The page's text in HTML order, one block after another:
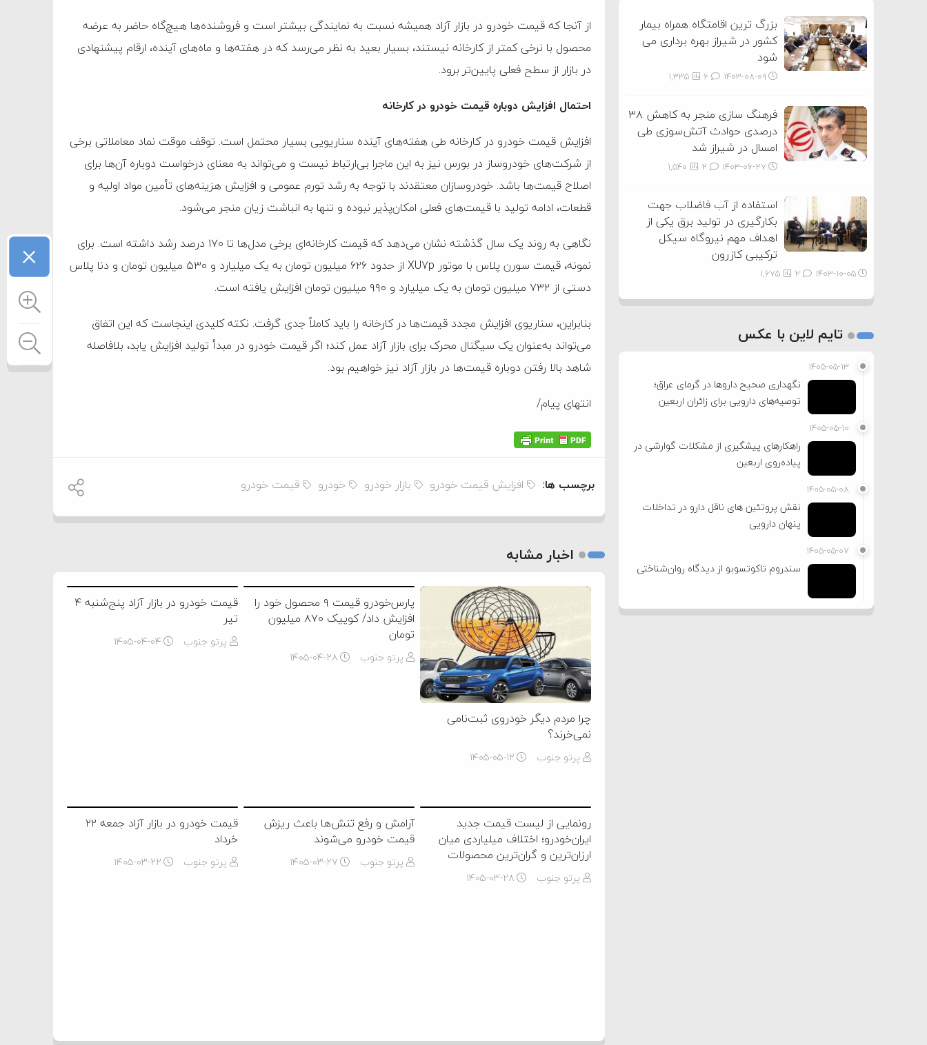
از آنجا که قیمت خودرو در بازار آزاد همیشه نسبت به نمایندگی بیشتر است و فروشنده‌ها هیچ‌گاه حاضر به عرضه
محصول با نرخی کمتر از کارخانه نیستند، بسیار بعید به نظر می‌رسد که در هفته‌ها و ماه‌های آینده، ارقام پیشنهادی
در بازار از سطح فعلی پایین‌تر برود.
احتمال افزایش دوباره قیمت خودرو در کارخانه
افزایش قیمت خودرو در کارخانه طی هفته‌های آینده سناریویی بسیار محتمل است. توقف موقت نماد معاملاتی برخی
از شرکت‌های خودروساز در بورس نیز به این ماجرا بی‌ارتباط نیست و می‌تواند به معنای درخواست دوباره آن‌ها برای
اصلاح قیمت‌ها باشد. خودروسازان معتقدند با توجه به رشد تورم عمومی و افزایش هزینه‌های تأمین مواد اولیه و
قطعات، ادامه تولید با قیمت‌های فعلی امکان‌پذیر نبوده و تنها به انباشت زیان منجر می‌شود.
نگاهی به روند یک سال گذشته نشان می‌دهد که قیمت کارخانه‌ای برخی مدل‌ها تا ۱۷۰ درصد رشد داشته است. برای
نمونه، قیمت سورن پلاس با موتور XU7p از حدود ۶۲۶ میلیون تومان به یک میلیارد و ۵۳۰ میلیون تومان و دنا پلاس
دستی از ۷۳۲ میلیون تومان به یک میلیارد و ۹۹۰ میلیون تومان افزایش یافته است.
بنابراین، سناریوی افزایش مجدد قیمت‌ها در کارخانه را باید کاملاً جدی گرفت. نکته کلیدی اینجاست که این اتفاق
می‌تواند به‌عنوان یک سیگنال محرک برای بازار آزاد عمل کند؛ اگر قیمت خودرو در مبدأ تولید افزایش یابد، بلافاصله
شاهد بالا رفتن دوباره قیمت‌ها در بازار آزاد نیز خواهیم بود.
انتهای پیام/
برچسب ها: افزایش قیمت خودرو بازار خودرو خودرو قیمت خودرو
اخبار مشابه
چرا مردم دیگر خودروی ثبت‌نامی
نمی‌خرند؟
پرتو جنوب ۱۴۰۵-۰۵-۱۲
پارس‌خودرو قیمت ۹ محصول خود را
افزایش داد/ کوییک ۸۷۰ میلیون
تومان
پرتو جنوب ۱۴۰۵-۰۴-۲۸
قیمت خودرو در بازار آزاد پنج‌شنبه ۴
تیر
پرتو جنوب ۱۴۰۵-۰۴-۰۴
رونمایی از لیست قیمت جدید
ایران‌خودرو؛ اختلاف میلیاردی میان
ارزان‌ترین و گران‌ترین محصولات
پرتو جنوب ۱۴۰۵-۰۳-۲۸
آرامش و رفع تنش‌ها باعث ریزش
قیمت خودرو می‌شوند
پرتو جنوب ۱۴۰۵-۰۳-۲۷
قیمت خودرو در بازار آزاد جمعه ۲۲
خرداد
پرتو جنوب ۱۴۰۵-۰۳-۲۲
بزرگ ترین اقامتگاه همراه بیمار
کشور در شیراز بهره برداری می
شود
۱۴۰۳-۰۸-۰۹ 1,335
فرهنگ سازی منجر به کاهش ۳۸
درصدی حوادث آتش‌سوزی طی
امسال در شیراز شد
۱۴۰۳-۰۶-۲۷ 1,540
استفاده از آب فاضلاب جهت
بکارگیری در تولید برق یکی از
اهداف مهم نیروگاه سیکل
ترکیبی کازرون
۱۴۰۳-۱۰-۰۵ 1,675
تایم لاین با عکس
۱۴۰۵-۰۵-۱۳
نگهداری صحیح داروها در گرمای عراق؛
توصیه‌های دارویی برای زائران اربعین
۱۴۰۵-۰۵-۱۰
راهکارهای پیشگیری از مشکلات گوارشی در
پیاده‌روی اربعین
۱۴۰۵-۰۵-۰۸
نقش پروتئین های ناقل دارو در تداخلات
پنهان دارویی
۱۴۰۵-۰۵-۰۷
سندروم تاکوتسوبو از دیدگاه روان‌شناختی
×